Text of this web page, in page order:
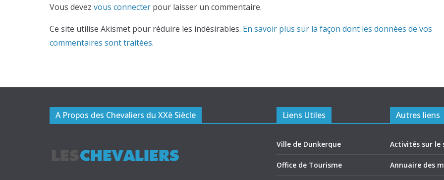
Vous devez vous connecterpour laisser un commentaire.
Ce site utilise Akismet pour réduire les indésirables. En savoir plus sur la façon dont les données de vos
commentaires sont traitées.
A Propos des Chevaliers du XXè Siècle Liens Utiles
Ville de Dunkerque
Office de Tourisme
Autres liens
Activités sur le
Annuaire des